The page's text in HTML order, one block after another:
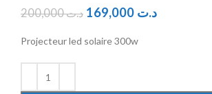
د.ت200,000 د.ت
Projecteur led solaire 300w